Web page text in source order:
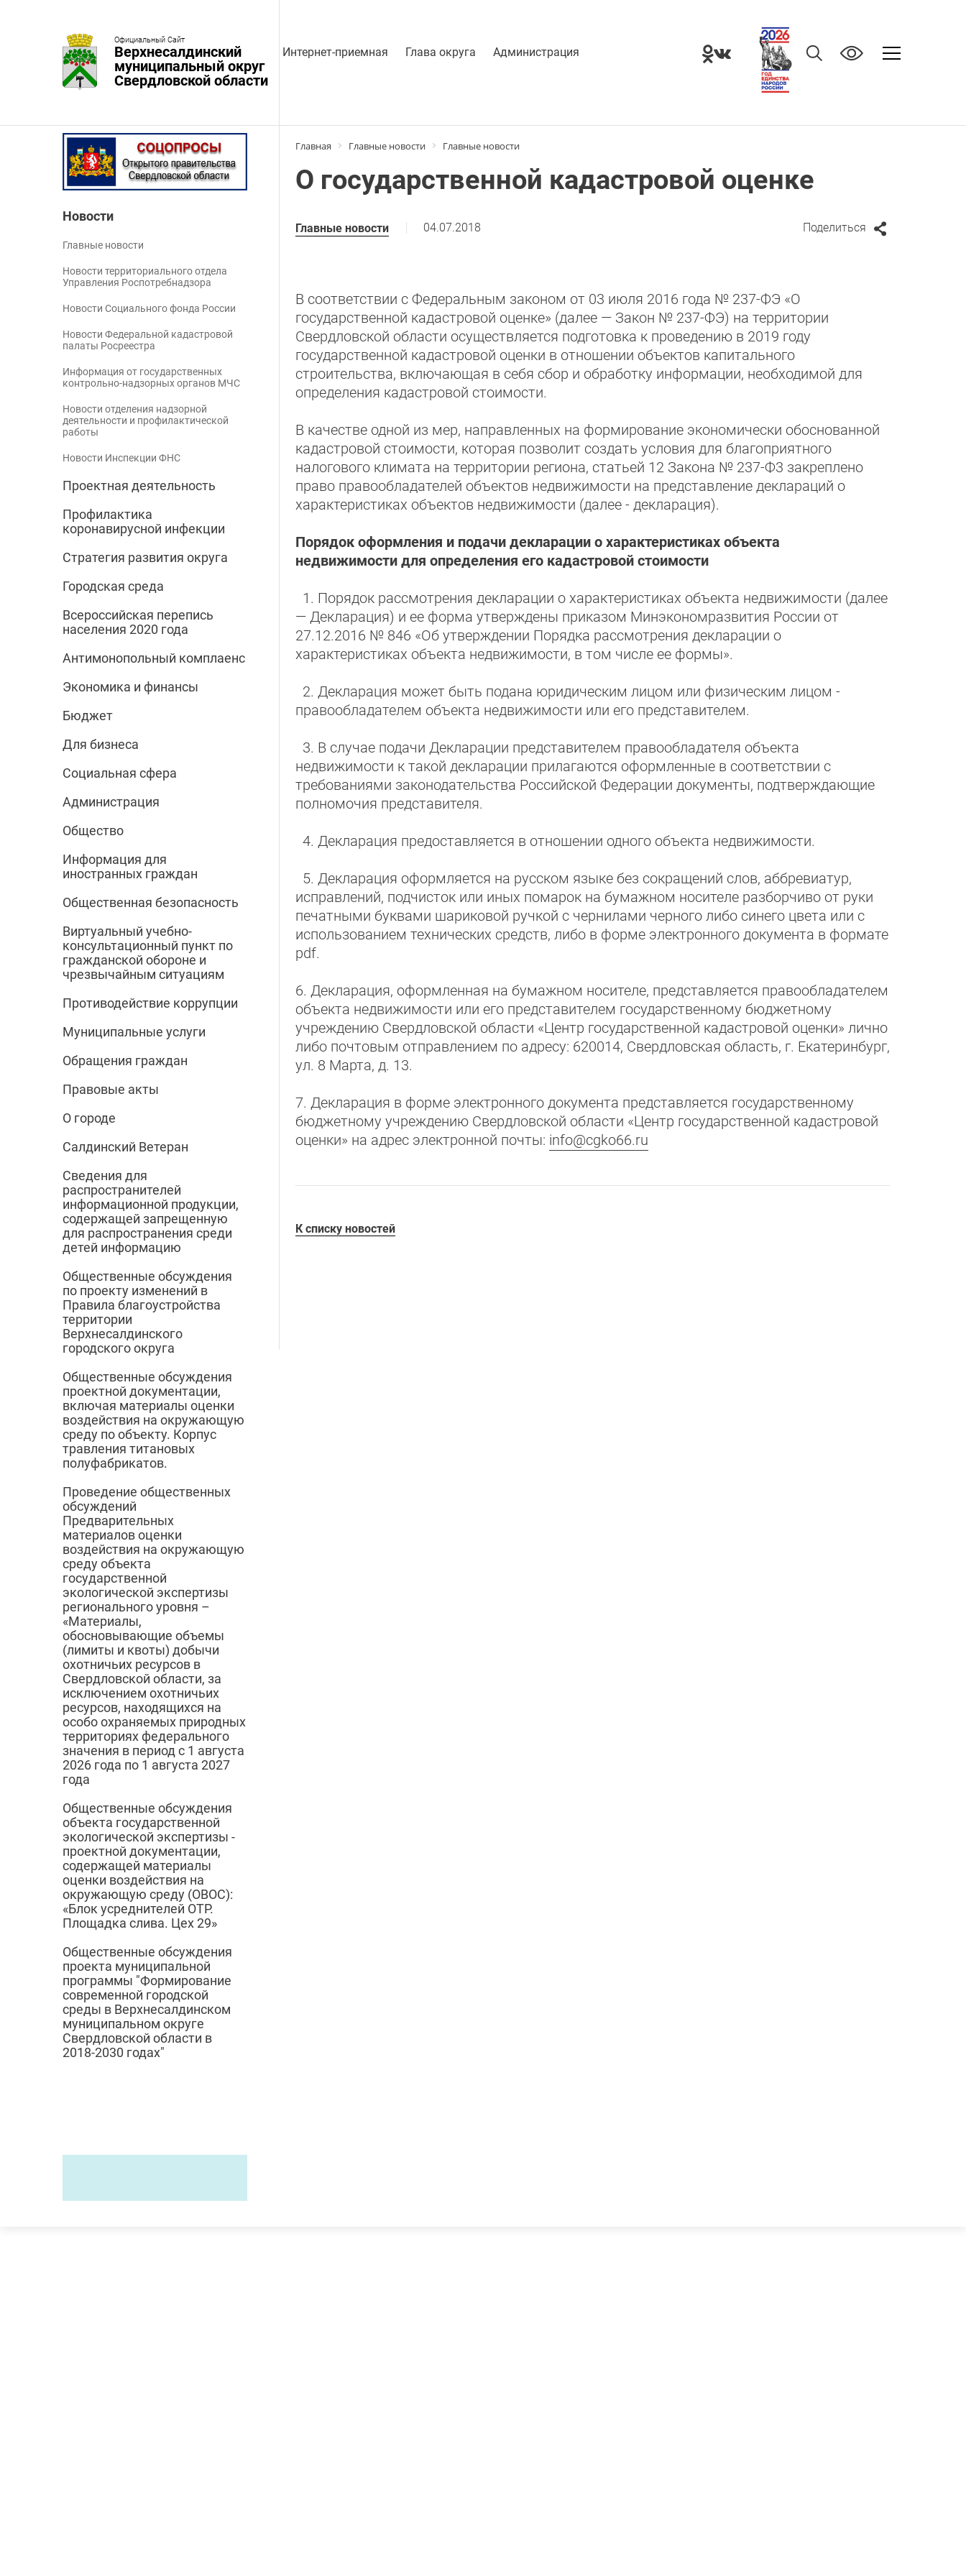
Официальный Сайт
Верхнесалдинский
муниципальный округ
Свердловской области
Интернет-приемная Глава округа Администрация
Новости
Главные новости
Новости территориального отдела
Управления Роспотребнадзора
Новости Социального фонда России
Новости Федеральной кадастровой
палаты Росреестра
Информация от государственных
контрольно-надзорных органов МЧС
Новости отделения надзорной
деятельности и профилактической
работы
Новости Инспекции ФНС
Проектная деятельность
Профилактика
коронавирусной инфекции
Стратегия развития округа
Городская среда
Всероссийская перепись
населения 2020 года
Антимонопольный комплаенс
Экономика и финансы
Бюджет
Для бизнеса
Социальная сфера
Администрация
Общество
Информация для
иностранных граждан
Общественная безопасность
Виртуальный учебно-
консультационный пункт по
гражданской обороне и
чрезвычайным ситуациям
Противодействие коррупции
Муниципальные услуги
Обращения граждан
Правовые акты
О городе
Салдинский Ветеран
Сведения для
распространителей
информационной продукции,
содержащей запрещенную
для распространения среди
детей информацию
Общественные обсуждения
по проекту изменений в
Правила благоустройства
территории
Верхнесалдинского
городского округа
Общественные обсуждения
проектной документации,
включая материалы оценки
воздействия на окружающую
среду по объекту. Корпус
травления титановых
полуфабрикатов.
Проведение общественных
обсуждений
Предварительных
материалов оценки
воздействия на окружающую
среду объекта
государственной
экологической экспертизы
регионального уровня –
«Материалы,
обосновывающие объемы
(лимиты и квоты) добычи
охотничьих ресурсов в
Свердловской области, за
исключением охотничьих
ресурсов, находящихся на
особо охраняемых природных
территориях федерального
значения в период с 1 августа
2026 года по 1 августа 2027
года
Общественные обсуждения
объекта государственной
экологической экспертизы -
проектной документации,
содержащей материалы
оценки воздействия на
окружающую среду (ОВОС):
«Блок усреднителей ОТР.
Площадка слива. Цех 29»
Общественные обсуждения
проекта муниципальной
программы "Формирование
современной городской
среды в Верхнесалдинском
муниципальном округе
Свердловской области в
2018-2030 годах"
Главная Главные новости Главные новости
О государственной кадастровой оценке
Главные новости 04.07.2018 Поделиться
В соответствии с Федеральным законом от 03 июля 2016 года № 237-ФЭ «О
государственной кадастровой оценке» (далее — Закон № 237-ФЭ) на территории
Свердловской области осуществляется подготовка к проведению в 2019 году
государственной кадастровой оценки в отношении объектов капитального
строительства, включающая в себя сбор и обработку информации, необходимой для
определения кадастровой стоимости.
В качестве одной из мер, направленных на формирование экономически обоснованной
кадастровой стоимости, которая позволит создать условия для благоприятного
налогового климата на территории региона, статьей 12 Закона № 237-Ф3 закреплено
право правообладателей объектов недвижимости на представление деклараций о
характеристиках объектов недвижимости (далее - декларация).
Порядок оформления и подачи декларации о характеристиках объекта
недвижимости для определения его кадастровой стоимости
1. Порядок рассмотрения декларации о характеристиках объекта недвижимости (далее
— Декларация) и ее форма утверждены приказом Минэкономразвития России от
27.12.2016 № 846 «Об утверждении Порядка рассмотрения декларации о
характеристиках объекта недвижимости, в том числе ее формы».
2. Декларация может быть подана юридическим лицом или физическим лицом -
правообладателем объекта недвижимости или его представителем.
3. В случае подачи Декларации представителем правообладателя объекта
недвижимости к такой декларации прилагаются оформленные в соответствии с
требованиями законодательства Российской Федерации документы, подтверждающие
полномочия представителя.
4. Декларация предоставляется в отношении одного объекта недвижимости.
5. Декларация оформляется на русском языке без сокращений слов, аббревиатур,
исправлений, подчисток или иных помарок на бумажном носителе разборчиво от руки
печатными буквами шариковой ручкой с чернилами черного либо синего цвета или с
использованием технических средств, либо в форме электронного документа в формате
pdf.
6. Декларация, оформленная на бумажном носителе, представляется правообладателем
объекта недвижимости или его представителем государственному бюджетному
учреждению Свердловской области «Центр государственной кадастровой оценки» лично
либо почтовым отправлением по адресу: 620014, Свердловская область, г. Екатеринбург,
ул. 8 Марта, д. 13.
7. Декларация в форме электронного документа представляется государственному
бюджетному учреждению Свердловской области «Центр государственной кадастровой
оценки» на адрес электронной почты: info@cgko66.ru
К списку новостей